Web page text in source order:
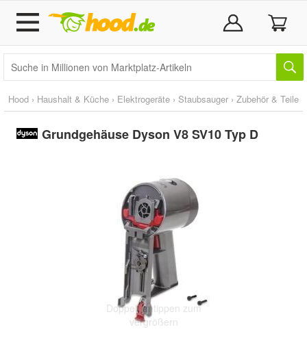
Hood › Haushalt & Küche › Elektrogeräte › Staubsauger › Zubehör & Teile
Grundgehäuse Dyson V8 SV10 Typ D
Doppelt antippen zum
vergrößern